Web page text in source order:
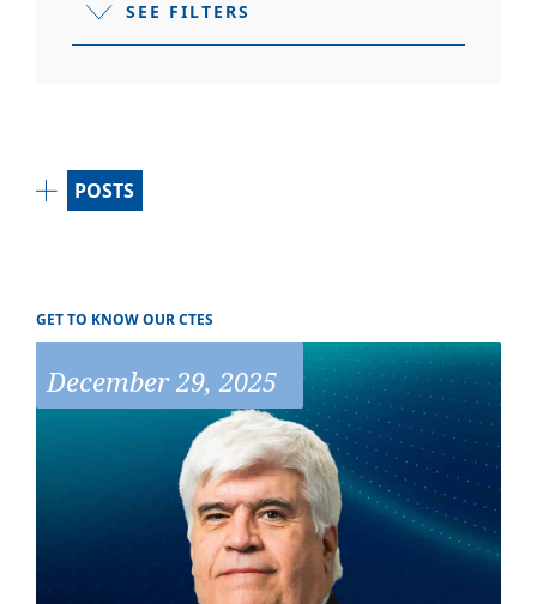
SEE FILTERS
POSTS
GET TO KNOW OUR CTES
December 29, 2025